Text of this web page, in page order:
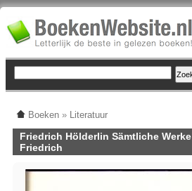
Boeken » Literatuur
Friedrich Hölderlin Sämtliche
Friedrich